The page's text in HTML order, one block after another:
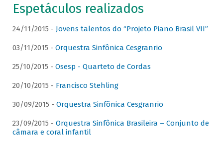
Espetáculos realizados
24/11/2015 - Jovens talentos do “Projeto Piano Brasil VII”
03/11/2015 - Orquestra Sinfônica Cesgranrio
25/10/2015 - Osesp - Quarteto de Cordas
20/10/2015 - Francisco Stehling
30/09/2015 - Orquestra Sinfônica Cesgranrio
23/09/2015 - Orquestra Sinfônica Brasileira – Conjunto de
câmara e coral infantil